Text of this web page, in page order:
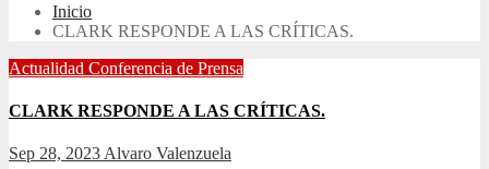
Inicio
CLARK RESPONDE A LAS CRÍTICAS.
Actualidad Conferencia de Prensa
CLARK RESPONDE A LAS CRÍTICAS.
Sep 28, 2023Alvaro Valenzuela